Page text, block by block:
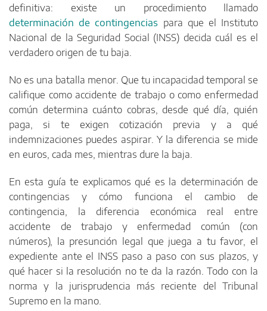
definitiva: existe un procedimiento llamado
determinación de contingencias para que el Instituto
Nacional de la Seguridad Social (INSS) decida cuál es el
verdadero origen de tu baja.
No es una batalla menor. Que tu incapacidad temporal se
califique como accidente de trabajo o como enfermedad
común determina cuánto cobras, desde qué día, quién
paga, si te exigen cotización previa y a qué
indemnizaciones puedes aspirar. Y la diferencia se mide
en euros, cada mes, mientras dure la baja.
En esta guía te explicamos qué es la determinación de
contingencias y cómo funciona el cambio de
contingencia, la diferencia económica real entre
accidente de trabajo y enfermedad común (con
números), la presunción legal que juega a tu favor, el
expediente ante el INSS paso a paso con sus plazos, y
qué hacer si la resolución no te da la razón. Todo con la
norma y la jurisprudencia más reciente del Tribunal
Supremo en la mano.